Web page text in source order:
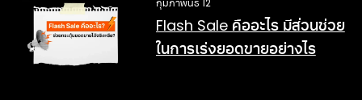
กุมภาพันธ์ 12
Flash Sale คืออะไร มีส่วนช่วย
ในการเร่งยอดขายอย่างไร